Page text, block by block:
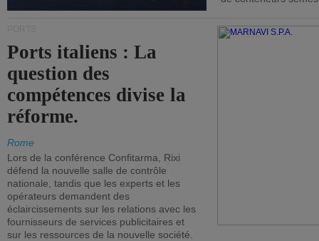
Ports italiens : La
question des
compétences divise la
réforme.
Rome
Lors de la conférence Confitarma, Rixi
défend la nouvelle salle de contrôle
nationale, tandis que les experts et les
opérateurs demandent des
éclaircissements sur les relations avec les
fournisseurs de services publicitaires et
sur les ressources de la nouvelle société.